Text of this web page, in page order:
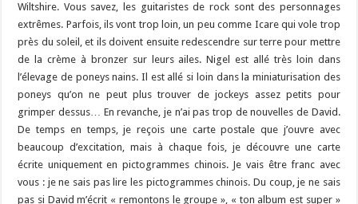
Wiltshire. Vous savez, les guitaristes de rock sont des personnages
extrêmes. Parfois, ils vont trop loin, un peu comme Icare qui vole trop
près du soleil, et ils doivent ensuite redescendre sur terre pour mettre
de la crème à bronzer sur leurs ailes. Nigel est allé très loin dans
l’élevage de poneys nains. Il est allé si loin dans la miniaturisation des
poneys qu’on ne peut plus trouver de jockeys assez petits pour
grimper dessus… En revanche, je n’ai pas trop de nouvelles de David.
De temps en temps, je reçois une carte postale que j’ouvre avec
beaucoup d’excitation, mais à chaque fois, je découvre une carte
écrite uniquement en pictogrammes chinois. Je vais être franc avec
vous : je ne sais pas lire les pictogrammes chinois. Du coup, je ne sais
pas si David m’écrit « remontons le groupe », « ton album est super »